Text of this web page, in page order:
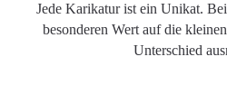
Jede Karikatur ist ein Unikat.
besonderen Wert auf die
Unterschied